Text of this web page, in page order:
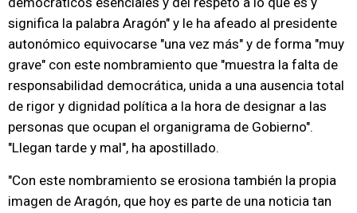
significa la palabra Aragón" y le ha afeado al presidente
autonómico equivocarse "una vez más" y de forma "muy
grave" con este nombramiento que "muestra la falta de
responsabilidad democrática, unida a una ausencia total
de rigor y dignidad política a la hora de designar a las
personas que ocupan el organigrama de Gobierno".
"Llegan tarde y mal", ha apostillado.
"Con este nombramiento se erosiona también la propia
imagen de Aragón, que hoy es parte de una noticia tan